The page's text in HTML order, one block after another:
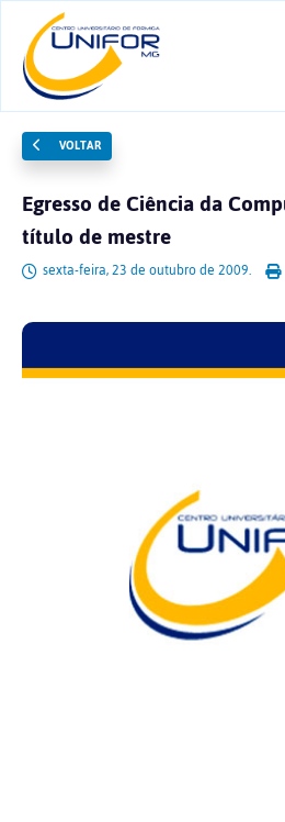
VOLTAR
Egresso de Ciência da
título de mestre
sexta-feira, 23 de outubro de 2009.